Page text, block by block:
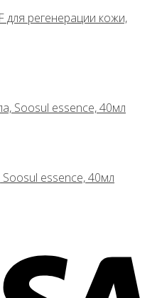
для регенерации кожи,
essence, 40мл